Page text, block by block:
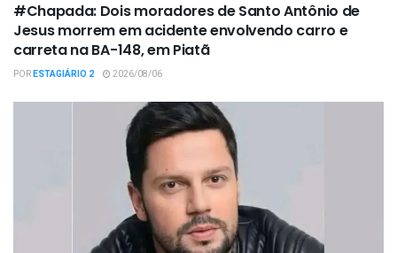
#Chapada: Dois moradores de Santo Antônio de
Jesus morrem em acidente envolvendo carro e
carreta na BA-148, em Piatã
PORESTAGIÁRIO 2 2026/08/06